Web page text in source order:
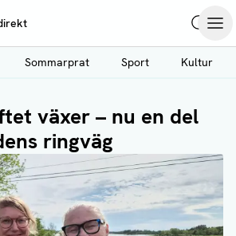
Sommarprat Sport Kultur
växer – nu en del
ringväg